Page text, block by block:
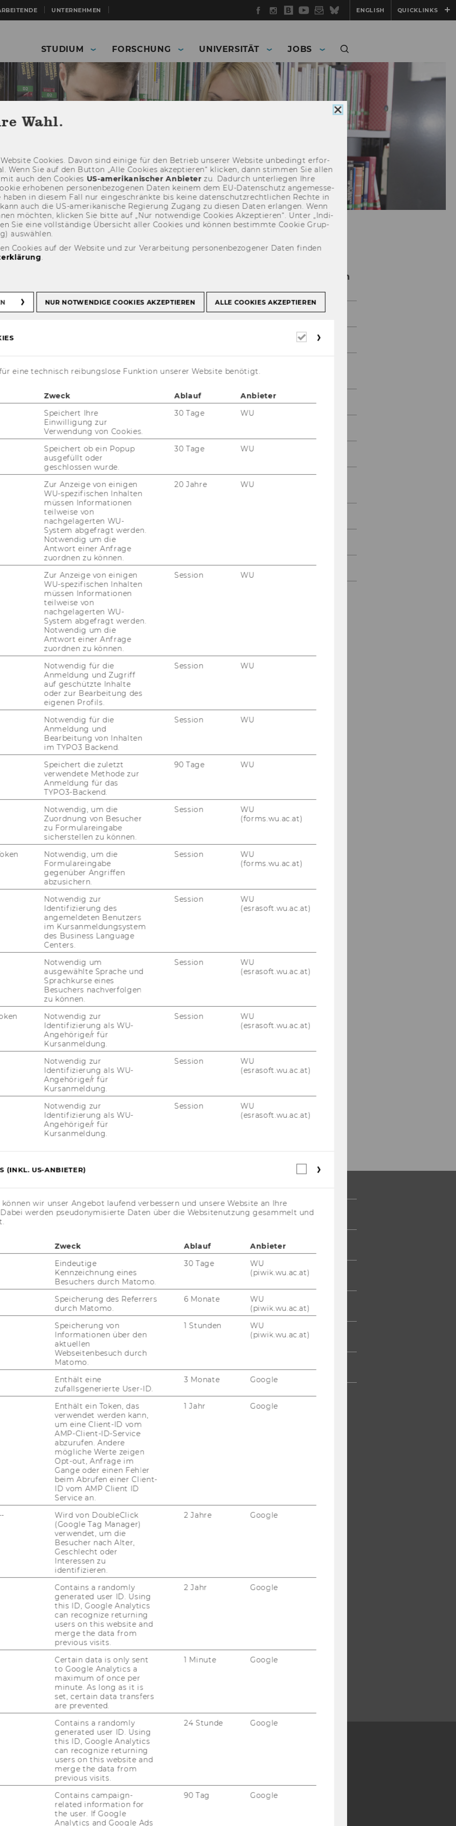
UNTERNEHMEN Facebook
Instagram
WU
Blog
YouTube
Newsletter
BlueskyENGLISH QUICKLINKS
STUDIUM FORSCHUNG UNIVERSITÄT JOBS
Studienorganisation
der WU für die
Lehr­ver­an­stal­tun­gen und Prü­fun­gen
über Num­mern­ein­ga­be
Bitte ver­wen­detaus­schließ­lich LPIS
für eure An­mel­dun­gen.
Wenn ihr eine WU-​fremde Soft­ware
ver­wen­det, kann nicht ga­ran­tiert wer­
den, dass eure An­mel­dung er­folg­
Kein Sup­port und keine Nach­mel­
dung bei Pro­ble­men durch frem­de
tau­
wen­det euch bitte an
war­te­lis­
Studienorganisation
Termine und Fristen
Studierendenausweis
Beitrag
Beurlaubung
Abmeldung vom Studium
Wiederaufnahme des
Studiums
Studienabschluss
FORSCHUNG
FORSCHENDE
IMPACT DER FORSCHUNG
ORGANISATION DER
FORSCHUNG
FORSCHUNGSINFRASTRUKTUR
JOBS
JOBS
JOBPORTAL
RESEARCH CAREER
WELCOME SERVICES
JOBS MIT WU-STUDIUM
KARRIEREKONTAKTE AN DER
KARRIERENETZWERKE AN DER
WU COMMUNITY
STUDIERENDE
MITARBEITENDE
UNTERNEHMEN
NewsletterBluesky
Cookie
Consent
schließen
Wahl.
Coo­kies. Davon sind ei­ni­ge für den Be­trieb un­se­rer Web­site un­be­dingt er­for­
Wenn Sie auf den But­ton „Alle Coo­kies ak­zep­tie­ren“ kli­cken, dann stim­men Sie allen
auch den Coo­kies US-​amerikanischer An­bie­terzu. Da­durch un­ter­lie­gen Ihre
er­ho­be­nen per­so­nen­be­zo­ge­nen Daten kei­nem dem EU-​Datenschutz an­ge­mes­se­
haben in die­sem Fall nur ein­ge­schränk­te bis keine da­ten­schutz­recht­li­chen Rech­te in
auch die US-​amerikanische Re­gie­rung Zu­gang zu die­sen Daten er­lan­gen. Wenn
möch­ten, kli­cken Sie bitte auf „Nur not­wen­di­ge Coo­kies Ak­zep­tie­ren“. Unter „In­di­
Sie eine voll­stän­di­ge Über­sicht aller Coo­kies und kön­nen be­stimm­te Coo­kie Grup­
aus­wäh­len.
Cookies auf der Website und zur Verarbeitung personenbezogener Daten finden
.
NUR NOTWENDIGE COOKIES AKZEPTIEREN ALLE COOKIES AKZEPTIEREN
Erforderliche
eine technisch reibungslose Funktion unserer Website benötigt.
Zweck Ablauf
Anbieter
Speichert Ihre
Einwilligung zur
Verwendung von Cookies.
30 Tage WU
Speichert ob ein Popup
ausgefüllt oder
geschlossen wurde.
30 Tage WU
Zur Anzeige von einigen
WU-spezifischen Inhalten
müssen Informationen
teilweise von
nachgelagerten WU-
System abgefragt werden.
Notwendig um die
Antwort einer Anfrage
zuordnen zu können.
20 Jahre WU
Zur Anzeige von einigen
WU-spezifischen Inhalten
müssen Informationen
teilweise von
nachgelagerten WU-
System abgefragt werden.
Notwendig um die
Antwort einer Anfrage
zuordnen zu können.
Session WU
Notwendig für die
Anmeldung und Zugriff
auf geschützte Inhalte
oder zur Bearbeitung des
eigenen Profils.
Session WU
Notwendig für die
Anmeldung und
Bearbeitung von Inhalten
im TYPO3 Backend.
Session WU
Speichert die zuletzt
verwendete Methode zur
Anmeldung für das
TYPO3-Backend.
90 Tage WU
Notwendig, um die
Zuordnung von Besucher
zu Formulareingabe
sicherstellen zu können.
Session
WU
(forms.wu.ac.at)
Notwendig, um die
Formulareingabe
gegenüber Angriffen
abzusichern.
Session
WU
(forms.wu.ac.at)
Notwendig zur
Identifizierung des
angemeldeten Benutzers
im Kursanmeldungsystem
des Business Language
Centers.
Session
WU
(esrasoft.wu.ac.at)
Notwendig um
ausgewählte Sprache und
Sprachkurse eines
Besuchers nachverfolgen
zu können.
Session
WU
(esrasoft.wu.ac.at)
Notwendig zur
Identifizierung als WU-
Angehörige/r für
Kursanmeldung.
Session
WU
(esrasoft.wu.ac.at)
Notwendig zur
Identifizierung als WU-
Angehörige/r für
Kursanmeldung.
Session
WU
(esrasoft.wu.ac.at)
Notwendig zur
Identifizierung als WU-
Angehörige/r für
Kursanmeldung.
Session
WU
(esrasoft.wu.ac.at)
(INKL. US-ANBIETER)
Webstatistik
wir unser Angebot laufend verbessern und unsere Website an Ihre
werden pseudonymisierte Daten über die Websitenutzung gesammelt und
Zweck Ablauf
Anbieter
Eindeutige
Kennzeichnung eines
Besuchers durch Matomo.
30 Tage
WU
(piwik.wu.ac.at)
Speicherung des Referrers
durch Matomo.
6 Monate
WU
(piwik.wu.ac.at)
Speicherung von
Informationen über den
aktuellen
Webseitenbesuch durch
Matomo.
1 Stunden
WU
(piwik.wu.ac.at)
Enthält eine
zufallsgenerierte User-ID.
3 Monate Google
Enthält ein Token, das
verwendet werden kann,
um eine Client-ID vom
AMP-Client-ID-Service
abzurufen. Andere
mögliche Werte zeigen
Opt-out, Anfrage im
Gange oder einen Fehler
beim Abrufen einer Client-
ID vom AMP Client ID
Service an.
1 Jahr Google
Wird von DoubleClick
(Google Tag Manager)
verwendet, um die
Besucher nach Alter,
Geschlecht oder
Interessen zu
identifizieren.
2 Jahre Google
Contains a randomly
generated user ID. Using
this ID, Google Analytics
can recognize returning
users on this website and
merge the data from
previous visits.
2 Jahr Google
Certain data is only sent
to Google Analytics a
maximum of once per
minute. As long as it is
set, certain data transfers
are prevented.
1 Minute Google
Contains a randomly
generated user ID. Using
this ID, Google Analytics
can recognize returning
users on this website and
merge the data from
previous visits.
24 Stunde Google
Contains campaign-
related information for
the user. If Google
Analytics and Google Ads
90 Tag Google